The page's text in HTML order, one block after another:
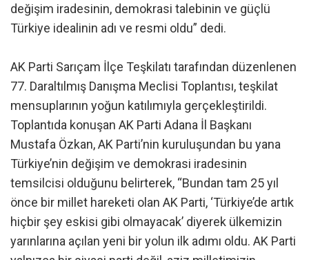
değişim iradesinin, demokrasi talebinin ve güçlü
Türkiye idealinin adı ve resmi oldu” dedi.
AK Parti Sarıçam İlçe Teşkilatı tarafından düzenlenen
77. Daraltılmış Danışma Meclisi Toplantısı, teşkilat
mensuplarının yoğun katılımıyla gerçekleştirildi.
Toplantıda konuşan AK Parti Adana İl Başkanı
Mustafa Özkan, AK Parti’nin kuruluşundan bu yana
Türkiye’nin değişim ve demokrasi iradesinin
temsilcisi olduğunu belirterek, “Bundan tam 25 yıl
önce bir millet hareketi olan AK Parti, ‘Türkiye’de artık
hiçbir şey eskisi gibi olmayacak’ diyerek ülkemizin
yarınlarına açılan yeni bir yolun ilk adımı oldu. AK Parti